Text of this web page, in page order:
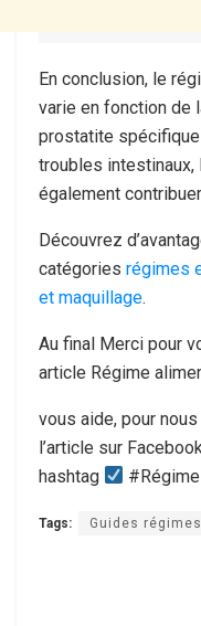
En conclusion, le
varie en fonction de
prostatite
troubles intestinaux,
également
Découvrez
catégories régimes
et maquillage.
Au final Merci pour
article Régime
vous aide, pour
l’article sur
hashtag
Tags: Guides régimes